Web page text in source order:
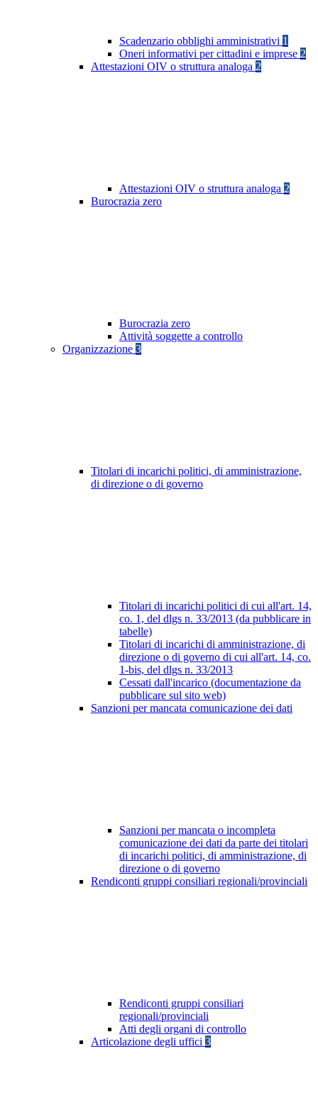
Scadenzario obblighi amministrativi 1
Oneri informativi per cittadini e imprese 2
Attestazioni OIV o struttura analoga 2
Attestazioni OIV o struttura analoga 2
Burocrazia zero
Burocrazia zero
Attività soggette a controllo
Organizzazione 3
Titolari di incarichi politici, di amministrazione,
di direzione o di governo
Titolari di incarichi politici di cui all'art. 14,
co. 1, del dlgs n. 33/2013 (da pubblicare in
tabelle)
Titolari di incarichi di amministrazione, di
direzione o di governo di cui all'art. 14, co.
1-bis, del dlgs n. 33/2013
Cessati dall'incarico (documentazione da
pubblicare sul sito web)
Sanzioni per mancata comunicazione dei dati
Sanzioni per mancata o incompleta
comunicazione dei dati da parte dei titolari
di incarichi politici, di amministrazione, di
direzione o di governo
Rendiconti gruppi consiliari regionali/provinciali
Rendiconti gruppi consiliari
regionali/provinciali
Atti degli organi di controllo
Articolazione degli uffici 3